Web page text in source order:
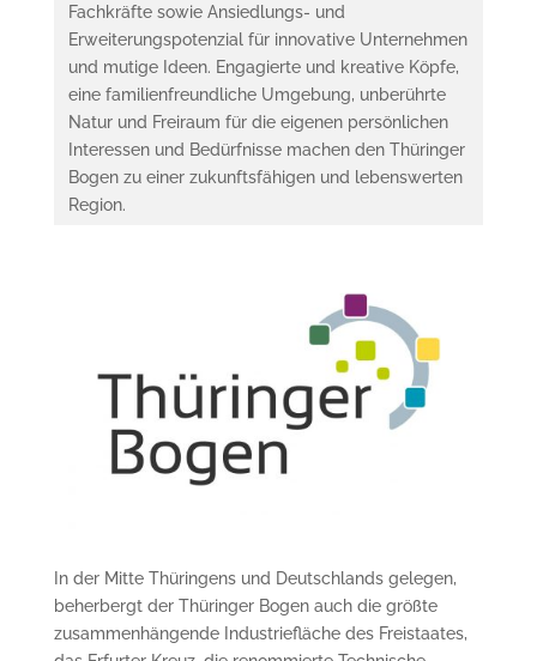
Fachkräfte sowie Ansiedlungs- und
Erweiterungspotenzial für innovative Unternehmen
und mutige Ideen. Engagierte und kreative Köpfe,
eine familienfreundliche Umgebung, unberührte
Natur und Freiraum für die eigenen persönlichen
Interessen und Bedürfnisse machen den Thüringer
Bogen zu einer zukunftsfähigen und lebenswerten
Region.
In der Mitte Thüringens und Deutschlands gelegen,
beherbergt der Thüringer Bogen auch die größte
zusammenhängende Industriefläche des Freistaates,